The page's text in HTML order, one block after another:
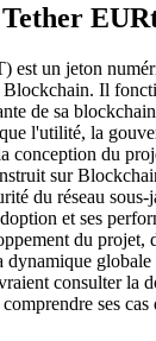
l'USDC comme
est un jeton
Blockchain. Il
de sa
l'utilité, la
conception du
sur
du réseau
et ses
du projet,
dynamique
consulter la
ses cas